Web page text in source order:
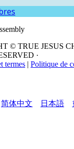
© TRUE JESUS
·
termes | Politique de
简体中文 日本語